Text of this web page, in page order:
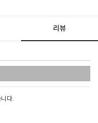
리뷰
다.